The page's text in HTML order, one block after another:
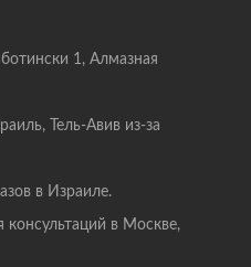
1, Алмазная
Тель-Авив из-за
в Израиле.
в Москве,